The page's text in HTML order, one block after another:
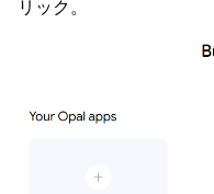
リック。